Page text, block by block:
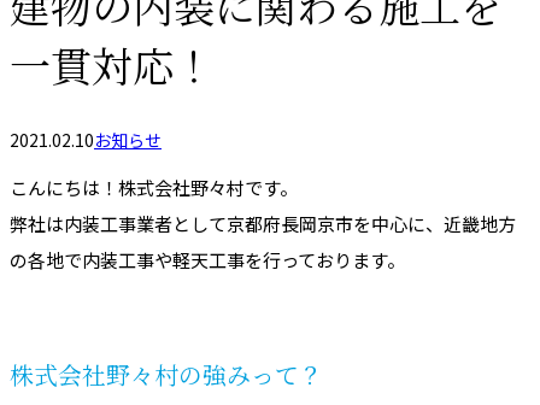
建物の内装に関わる施工を
一貫対応！
2021.02.10お知らせ
こんにちは！株式会社野々村です。
弊社は内装工事業者として京都府長岡京市を中心に、近畿地方
の各地で内装工事や軽天工事を行っております。
株式会社野々村の強みって？